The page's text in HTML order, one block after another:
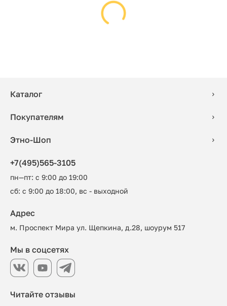
Каталог
Покупателям
Этно-Шоп
+7(495)565-3105
пн—пт: с 9:00 до 19:00
сб: с 9:00 до 18:00, вс - выходной
Читайте отзывы
Адрес
м. Проспект Мира ул. Щепкина, д.28, шоурум 517
Мы в соцсетях